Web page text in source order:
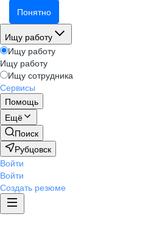
Понятно
Ищу работу
Ищу работу
Ищу работу
Ищу сотрудника
Сервисы
Помощь
Ещё
Поиск
Рубцовск
Войти
Войти
Создать резюме